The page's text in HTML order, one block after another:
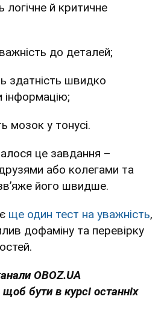
й критичне
до деталей;
здатність швидко
інформацію;
мозок у тонусі.
це завдання –
друзями або колегами та
його швидше.
ще один тест на уважність,
дофаміну та перевірку
OBOZ.UA
щоб бути в курсі останніх